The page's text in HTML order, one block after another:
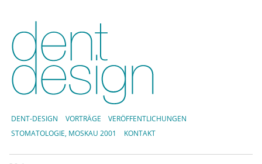
DENT-DESIGN VORTRÄGE
VERÖFFENTLICHUNGEN
STOMATOLOGIE, MOSKAU 2001
KONTAKT